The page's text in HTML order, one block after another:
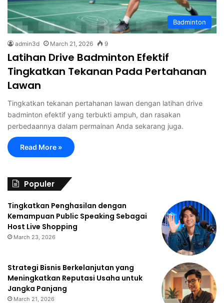
Badminton
admin3d March 21, 2026 9
Latihan Drive Badminton Efektif
Tingkatkan Tekanan Pada Pertahanan
Lawan
Tingkatkan tekanan pertahanan lawan dengan latihan drive
badminton efektif yang terbukti ampuh, dan rasakan
perbedaannya dalam permainan Anda sekarang juga.
Read More »
Populer
Tingkatkan Penghasilan dengan
Kemampuan Public Speaking Sebagai
Host Live Shopping
March 23, 2026
Strategi Bisnis Berkelanjutan yang
Meningkatkan Reputasi Usaha untuk
Jangka Panjang
March 21, 2026